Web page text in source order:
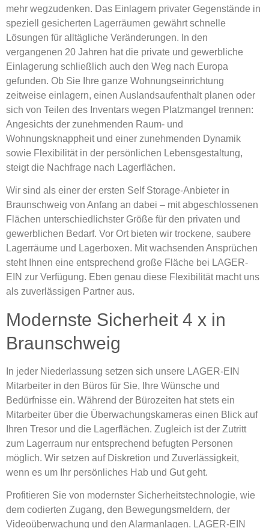
mehr wegzudenken. Das Einlagern privater Gegenstände in
speziell gesicherten Lagerräumen gewährt schnelle
Lösungen für alltägliche Veränderungen. In den
vergangenen 20 Jahren hat die private und gewerbliche
Einlagerung schließlich auch den Weg nach Europa
gefunden. Ob Sie Ihre ganze Wohnungseinrichtung
zeitweise einlagern, einen Auslandsaufenthalt planen oder
sich von Teilen des Inventars wegen Platzmangel trennen:
Angesichts der zunehmenden Raum- und
Wohnungsknappheit und einer zunehmenden Dynamik
sowie Flexibilität in der persönlichen Lebensgestaltung,
steigt die Nachfrage nach Lagerflächen.
Wir sind als einer der ersten Self Storage-Anbieter in
Braunschweig von Anfang an dabei – mit abgeschlossenen
Flächen unterschiedlichster Größe für den privaten und
gewerblichen Bedarf. Vor Ort bieten wir trockene, saubere
Lagerräume und Lagerboxen. Mit wachsenden Ansprüchen
steht Ihnen eine entsprechend große Fläche bei LAGER-
EIN zur Verfügung. Eben genau diese Flexibilität macht uns
als zuverlässigen Partner aus.
Modernste Sicherheit 4 x in
Braunschweig
In jeder Niederlassung setzen sich unsere LAGER-EIN
Mitarbeiter in den Büros für Sie, Ihre Wünsche und
Bedürfnisse ein. Während der Bürozeiten hat stets ein
Mitarbeiter über die Überwachungskameras einen Blick auf
Ihren Tresor und die Lagerflächen. Zugleich ist der Zutritt
zum Lagerraum nur entsprechend befugten Personen
möglich. Wir setzen auf Diskretion und Zuverlässigkeit,
wenn es um Ihr persönliches Hab und Gut geht.
Profitieren Sie von modernster Sicherheitstechnologie, wie
dem codierten Zugang, den Bewegungsmeldern, der
Videoüberwachung und den Alarmanlagen. LAGER-EIN